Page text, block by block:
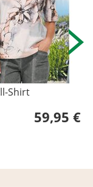
Shirt
59,95 €